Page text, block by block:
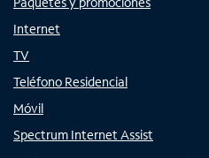
Internet
TV
Teléfono Residencial
Móvil
Spectrum Internet Assist